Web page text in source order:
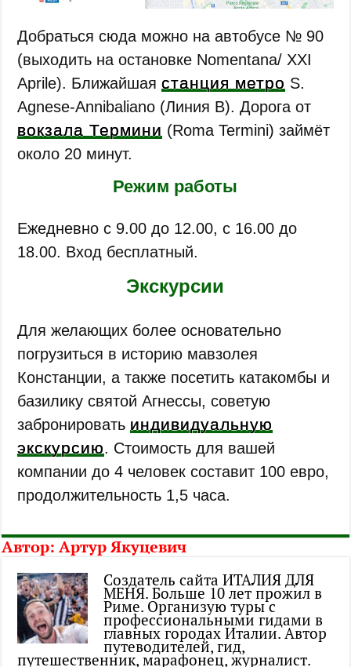
Добраться сюда можно на автобусе № 90
(выходить на остановке Nomentana/ XXI
Aprile). Ближайшаястанция метро S.
Agnese-Annibaliano (Линия B). Дорога от
вокзала Термини (Roma Termini) займёт
около 20 минут.
Режим работы
Ежедневно с 9.00 до 12.00, с 16.00 до
18.00. Вход бесплатный.
Экскурсии
Для желающих более основательно
погрузиться в историю мавзолея
Констанции, а также посетить катакомбы и
базилику святой Агнессы, советую
забронировать индивидуальную
экскурсию. Стоимость для вашей
компании до 4 человек составит 100 евро,
продолжительность 1,5 часа.
Автор:Артур Якуцевич
Создатель сайта ИТАЛИЯ ДЛЯ
МЕНЯ. Больше 10 лет прожил в
Риме. Организую туры с
профессиональными гидами в
главных городах Италии. Автор
путеводителей, гид,
путешественник, марафонец, журналист.